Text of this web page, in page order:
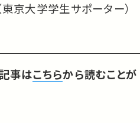
京大学学生サポーター）
事はこちらから読むことが